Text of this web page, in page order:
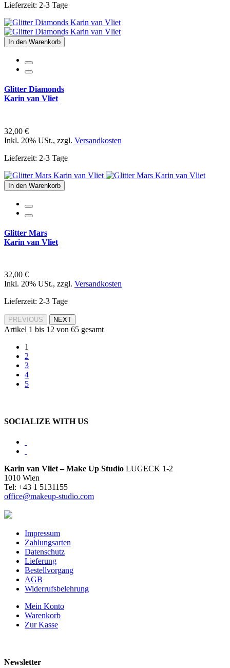
Lieferzeit: 2-3 Tage
In den Warenkorb
Glitter Diamonds
Karin van Vliet
32,00 €
Inkl. 20% USt., zzgl. Versandkosten
Lieferzeit: 2-3 Tage
In den Warenkorb
Glitter Mars
Karin van Vliet
32,00 €
Inkl. 20% USt., zzgl. Versandkosten
Lieferzeit: 2-3 Tage
PREVIOUS NEXT
Artikel 1 bis 12 von 65 gesamt
1
2
3
4
5
SOCIALIZE WITH US
Karin van Vliet – Make Up Studio LUGECK 1-2
1010 Wien
Tel: +43 1 5131155
office@makeup-studio.com
Impressum
Zahlungsarten
Datenschutz
Lieferung
Bestellvorgang
AGB
Widerrufsbelehrung
Mein Konto
Warenkorb
Zur Kasse
Newsletter